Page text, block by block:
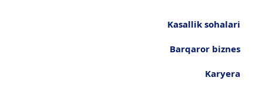
Kasallik sohalari
Barqaror biznes
Karyera